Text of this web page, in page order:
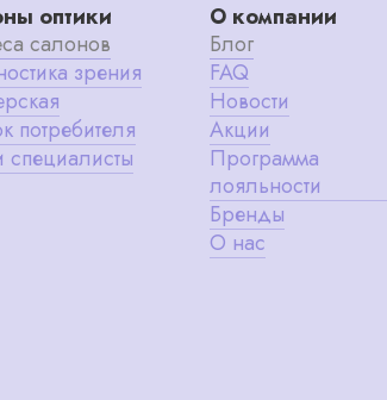
оптики
салонов
зрения
потребителя
О компании
Блог
FAQ
Новости
Акции
Программа
лояльности
Бренды
О нас